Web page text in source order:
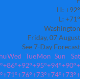
H: +92°
L: +71°
Washington
Friday, 07 August
See 7-Day Forecast
Sat
Sun
Mon
Tue
Wed
+
90°
+
94°
+
95°
+
92°
+
86°
+
+
73°
+
74°
+
73°
+
76°
+
71°
+